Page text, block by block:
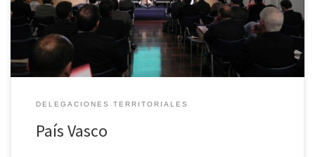
comida, sufragada por los colegiados asistentes, ha tenido una
asistencia media de 12 colegiados. Los […]
DELEGACIONES TERRITORIALES
País Vasco